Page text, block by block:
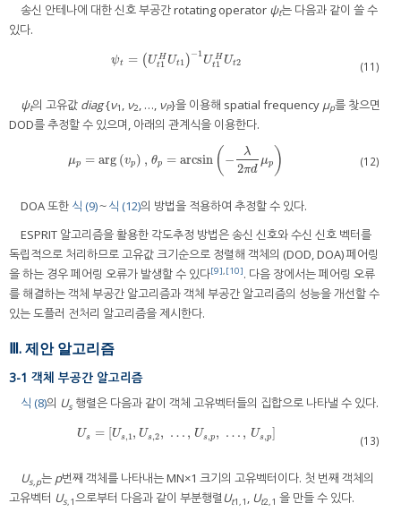
송신 안테나에 대한 신호 부공간 rotating operator ψt는 다음과 같이 쓸 수
있다.
ψt = ( U H
t1 Ut1 )−1
U H
t1 Ut2
ψ =(Ut1HUt1)−1 Ut1HUt2 (11)
ψt의 고유값 diag{ν1 , ν2, …, νP}을 이용해 spatial frequency μp를 찾으면
DOD를 추정할 수 있으며, 아래의 관계식을 이용한다.
μp = arg (vp ) , θp = arcsin ( −
λ
2πd
μp )
μp=arg(vp) ,θp=arcsin(− λ 2πdμp) (12)
DOA 또한 식 (9)～식 (12)의 방법을 적용하여 추정할 수 있다.
ESPRIT 알고리즘을 활용한 각도추정 방법은 송신 신호와 수신 신호 벡터를
독립적으로 처리하므로 고유값 크기순으로 정렬해 객체의 (DOD, DOA) 페어링
을 하는 경우 페어링 오류가 발생할 수 있다[9],[10]. 다음 장에서는 페어링 오류
를 해결하는 객체 부공간 알고리즘과 객체 부공간 알고리즘의 성능을 개선할 수
있는 도플러 전처리 알고리즘을 제시한다.
Ⅲ. 제안 알고리즘
3-1 객체 부공간 알고리즘
식 (8)의 Us 행렬은 다음과 같이 객체 고유벡터들의 집합으로 나타낼 수 있다.
Us = [Us,1, Us,2, … , Us,p , … , Us,p]
U =[Us 1,Us, , … , U s,p,… Us p ] (13)
Us,p는 p번째 객체를 나타내는 MN×1 크기의 고유벡터이다. 첫 번째 객체의
고유벡터 Us,1으로부터 다음과 같이 부분행렬 Ut1,1 , Ut2,1 을 만들 수 있다.